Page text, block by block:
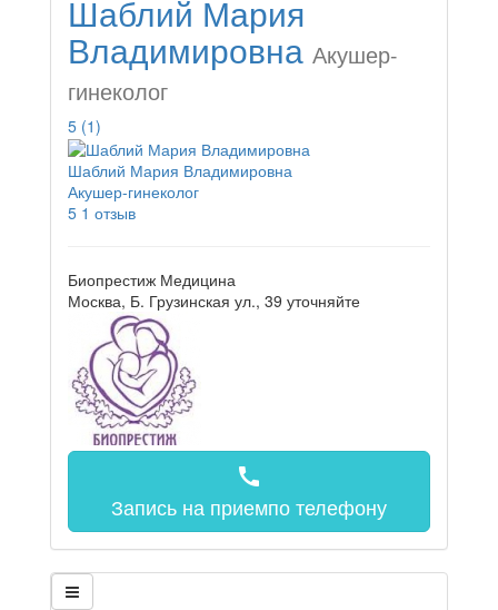
Шаблий Мария
Владимировна Акушер-
гинеколог
5 (1)
Шаблий Мария Владимировна
Акушер-гинеколог
5 1 отзыв
Биопрестиж Медицина
Москва, Б. Грузинская ул., 39 уточняйте
call
Запись на приемпо телефону